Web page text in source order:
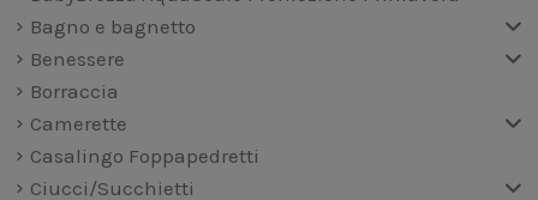
Bagno e bagnetto
Benessere
Borraccia
Camerette
Casalingo Foppapedretti
Ciucci/Succhietti